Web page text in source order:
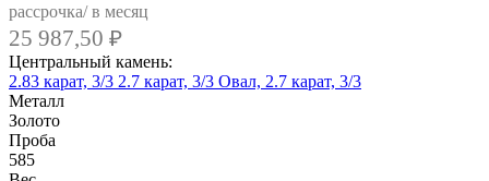
рассрочка/ в месяц
25 987,50 ₽
Центральный камень:
2.83 карат, 3/3 2.7 карат, 3/3 Овал, 2.7 карат, 3/3
Металл
Золото
Проба
585